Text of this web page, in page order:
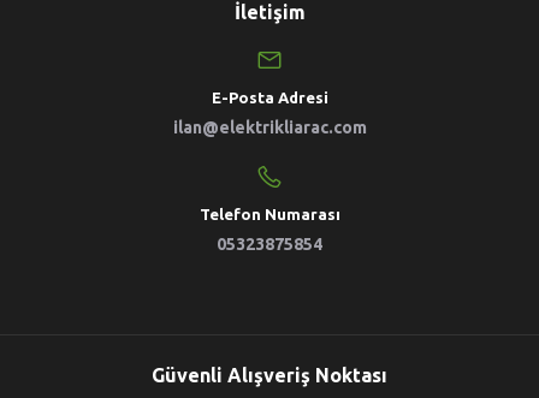
İletişim
E-Posta Adresi
ilan@elektrikliarac.com
Telefon Numarası
05323875854
Güvenli Alışveriş Noktası